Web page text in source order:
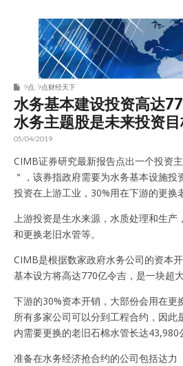
9点股票
9点 9点财经天下
水务基本建设投资高达
水务主题股是未来投资目
05/04/2019
CIMB证券研究最新报告点出一个投资
＂，该券指政府需要为水务基本设施
投资在上游工业，30%用在下游的更换
上游投资是生水来源，水质处理和生
和更换老旧水管等。
CIMB是根据数家政府水务公司的资本
基本设方将高达770亿令吉，是一块超
下游的30%资本开销，大部份会用在更
所有多家公司可以分到工程合约，因此
内需要更换的老旧石棉水管长达43,980
准备在水务经济抢合约的公司包括达力